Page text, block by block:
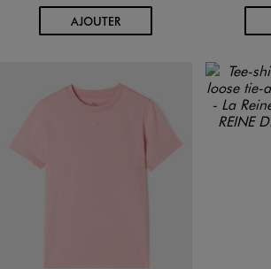
AJOUTERAU PANIER